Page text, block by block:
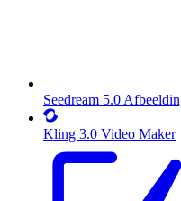
Seedream 5.0
Kling 3.0 Video Maker